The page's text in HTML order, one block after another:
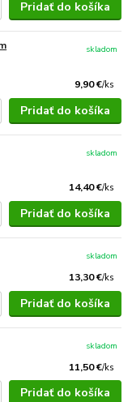
Pridať do košíka
9,90 €/ks
skladom
Pridať do košíka
14,40 €/ks
skladom
Pridať do košíka
13,30 €/ks
skladom
Pridať do košíka
11,50 €/ks
skladom
Pridať do košíka